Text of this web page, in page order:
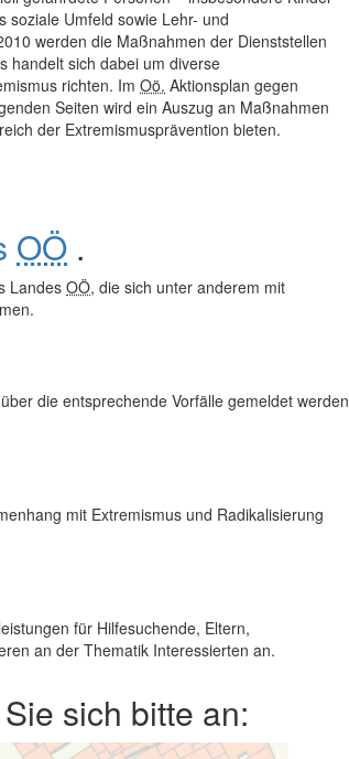
soziale Umfeld sowie Lehr- und
werden die Maßnahmen der Dienststellen
handelt sich dabei um diverse
richten. Im Oö. Aktionsplan gegen
Seiten wird ein Auszug an Maßnahmen
der Extremismusprävention bieten.
OÖ .
Landes OÖ, die sich unter anderem mit
die entsprechende Vorfälle gemeldet werden
mit Extremismus und Radikalisierung
für Hilfesuchende, Eltern,
an der Thematik Interessierten an.
sich bitte an: